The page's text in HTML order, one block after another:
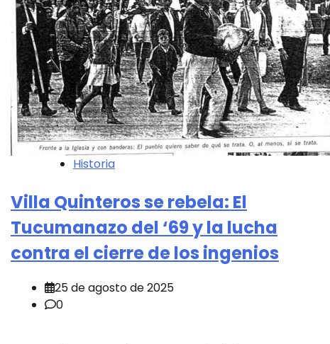
Historia
Villa Quinteros se rebela: El
Tucumanazo del ‘69 y la lucha
contra el cierre de los ingenios
25 de agosto de 2025
0